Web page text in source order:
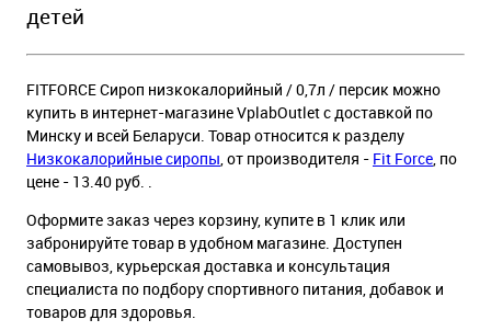
детей
FITFORCE Сироп низкокалорийный / 0,7л / персик можно
купить в интернет-магазине VplabOutlet с доставкой по
Минску и всей Беларуси. Товар относится к разделу
Низкокалорийные сиропы, от производителя - Fit Force, по
цене - 13.40 руб. .
Оформите заказ через корзину, купите в 1 клик или
забронируйте товар в удобном магазине. Доступен
самовывоз, курьерская доставка и консультация
специалиста по подбору спортивного питания, добавок и
товаров для здоровья.